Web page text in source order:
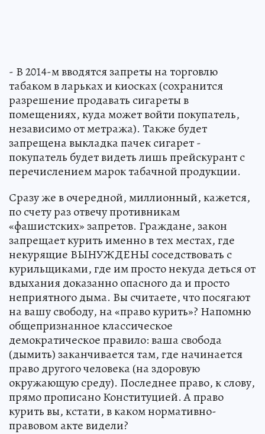
- В 2014-м вводятся запреты на торговлю
табаком в ларьках и киосках (сохранится
разрешение продавать сигареты в
помещениях, куда может войти покупатель,
независимо от метража). Также будет
запрещена выкладка пачек сигарет -
покупатель будет видеть лишь прейскурант с
перечислением марок табачной продукции.
Сразу же в очередной, миллионный, кажется,
по счету раз отвечу противникам
«фашистских» запретов. Граждане, закон
запрещает курить именно в тех местах, где
некурящие ВЫНУЖДЕНЫ соседствовать с
курильщиками, где им просто некуда деться от
вдыхания доказанно опасного да и просто
неприятного дыма. Вы считаете, что посягают
на вашу свободу, на «право курить»? Напомню
общепризнанное классическое
демократическое правило: ваша свобода
(дымить) заканчивается там, где начинается
право другого человека (на здоровую
окружающую среду). Последнее право, к слову,
прямо прописано Конституцией. А право
курить вы, кстати, в каком нормативно-
правовом акте видели?